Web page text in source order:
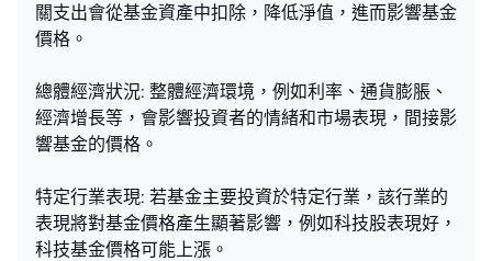
關支出會從基金資產中扣除，降低淨值，進而影響基金
價格。
總體經濟狀況: 整體經濟環境，例如利率、通貨膨脹、
經濟增長等，會影響投資者的情緒和市場表現，間接影
響基金的價格。
特定行業表現: 若基金主要投資於特定行業，該行業的
表現將對基金價格產生顯著影響，例如科技股表現好，
科技基金價格可能上漲。